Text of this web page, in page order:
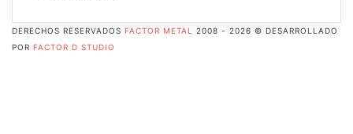
r
DERECHOS RESERVADOS FACTOR METAL
2008 - 2026 © DESARROLLADO
POR FACTOR D STUDIO